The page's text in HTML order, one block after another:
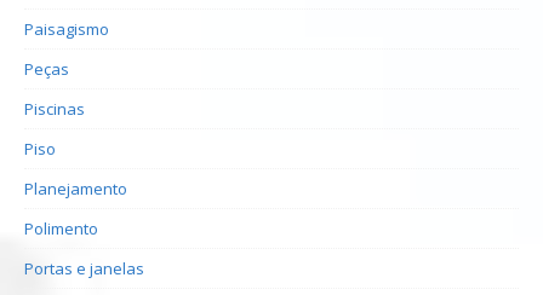
Paisagismo
Peças
Piscinas
Piso
Planejamento
Polimento
Portas e janelas